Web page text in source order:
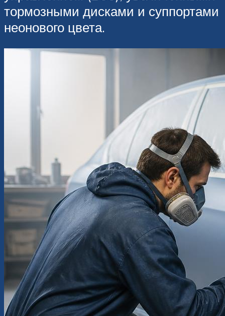
тормозными дисками и суппортами
неонового цвета.